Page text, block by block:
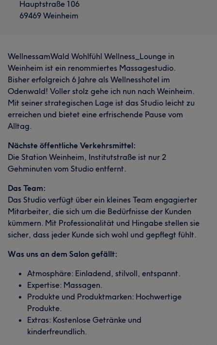
Hauptstraße 106
69469 Weinheim
WellnessamWald Wohlfühl Wellness_Lounge in
Weinheim ist ein renommiertes Massagestudio.
Bisher erfolgreich 6 Jahre als Wellnesshotel im
Odenwald! Voller stolz gehe ich nun nach Weinheim.
Mit seiner strategischen Lage ist das Studio leicht zu
erreichen und bietet eine erfrischende Pause vom
Alltag.
Nächste öffentliche Verkehrsmittel:
Die Station Weinheim, Institutstraße ist nur 2
Gehminuten vom Studio entfernt.
Das Team:
Das Studio verfügt über ein kleines Team engagierter
Mitarbeiter, die sich um die Bedürfnisse der Kunden
kümmern. Mit Professionalität und Hingabe stellen sie
sicher, dass jeder Kunde sich wohl und gepflegt fühlt.
Was uns an dem Salon gefällt:
Atmosphäre: Einladend, stilvoll, entspannt.
Expertise: Massagen.
Produkte und Produktmarken: Hochwertige
Produkte.
Extras: Kostenlose Getränke und
kinderfreundlich.